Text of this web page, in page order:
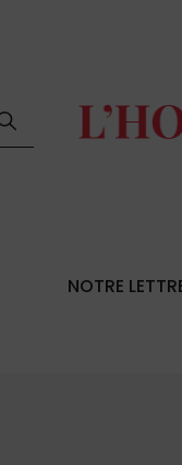
NOTRE